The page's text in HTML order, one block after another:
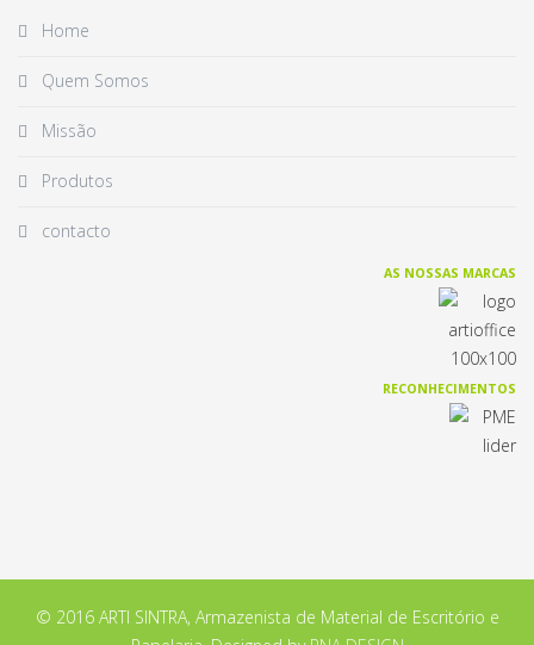
Home
Quem Somos
Missão
Produtos
contacto
AS NOSSAS MARCAS
RECONHECIMENTOS
© 2016 ARTI SINTRA, Armazenista de Material de Escritório e